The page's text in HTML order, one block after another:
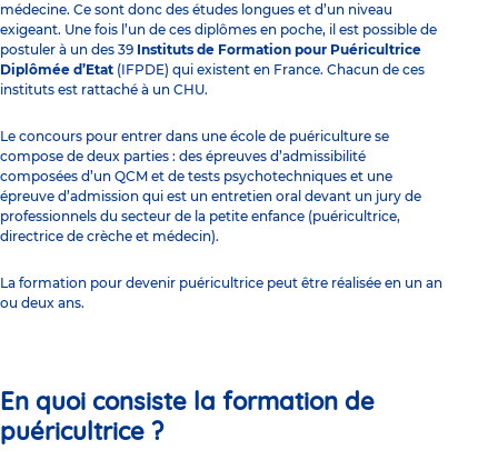
médecine. Ce sont donc des études longues et d’un niveau
exigeant. Une fois l’un de ces diplômes en poche, il est possible de
postuler à un des 39 Instituts de Formation pour Puéricultrice
Diplômée d’Etat (IFPDE) qui existent en France. Chacun de ces
instituts est rattaché à un CHU.
Le concours pour entrer dans une école de puériculture se
compose de deux parties : des épreuves d’admissibilité
composées d’un QCM et de tests psychotechniques et une
épreuve d’admission qui est un entretien oral devant un jury de
professionnels du secteur de la petite enfance (puéricultrice,
directrice de crèche et médecin).
La formation pour devenir puéricultrice peut être réalisée en un an
ou deux ans.
En quoi consiste la formation de
puéricultrice ?